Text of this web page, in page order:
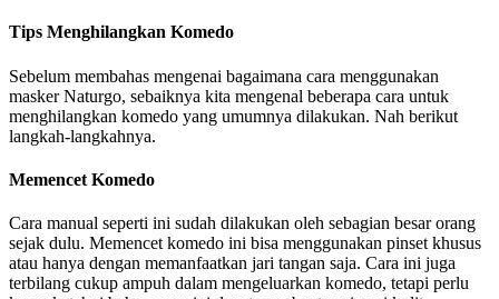
Tips Menghilangkan Komedo
Sebelum membahas mengenai bagaimana cara menggunakan
masker Naturgo, sebaiknya kita mengenal beberapa cara untuk
menghilangkan komedo yang umumnya dilakukan. Nah berikut
langkah-langkahnya.
Memencet Komedo
Cara manual seperti ini sudah dilakukan oleh sebagian besar orang
sejak dulu. Memencet komedo ini bisa menggunakan pinset khusus
atau hanya dengan memanfaatkan jari tangan saja. Cara ini juga
terbilang cukup ampuh dalam mengeluarkan komedo, tetapi perlu